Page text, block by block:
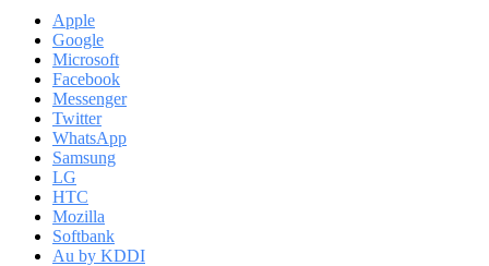
Apple
Google
Microsoft
Facebook
Messenger
Twitter
WhatsApp
Samsung
LG
HTC
Mozilla
Softbank
Au by KDDI